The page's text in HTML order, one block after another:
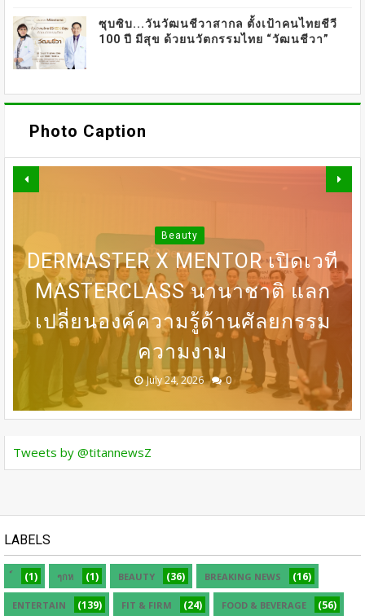
ซุบซิบ...วันวัฒนชีวาสากล ตั้งเป้าคนไทยชีวี
100 ปี มีสุข ด้วยนวัตกรรมไทย “วัฒนชีวา”
Photo Caption
BEDO เดินหน้าจัดกิจกรรมเจรจา
ธุรกิจ “BIO TRADE CONNECT
2026”
August 05, 2026 0
31 ก.ค เที่ยงตรง กดบัตรให้ทันนะ
เพื่อน โปรฯเสือคำราม 990บาท
ราคาเต็ม 1,800บาท
July 30, 2026 0
Beauty
DERMASTER X MENTOR เปิดเวที
MASTERCLASS นานาชาติ​ แลก
เปลี่ยนองค์ความรู้ด้านศัลยกรรม
ความงาม
July 24, 2026 0
“LONGEVITY” จัดงาน “BEAUTY
BEGINS WITH INNER PEACE”
ชวน SONYA SINGHA -​SAMMY
COWELL ถ่ายทอดแรงบันดาลใจสู่
การดูแลตัวเองจากภายใน
July 24, 2026 0
DERMASTER เปิดเวทีแลกเปลี่ยน
ความเชี่ยวชาญด้านศัลยกรรม
ระดับนานาชาติ
July 24, 2026 0
Tweets by @titannewsZ
LABELS
(1) ๆกห (1) BEAUTY (36) BREAKING NEWS (16)
ENTERTAIN (139) FIT & FIRM (24) FOOD & BEVERAGE (56)